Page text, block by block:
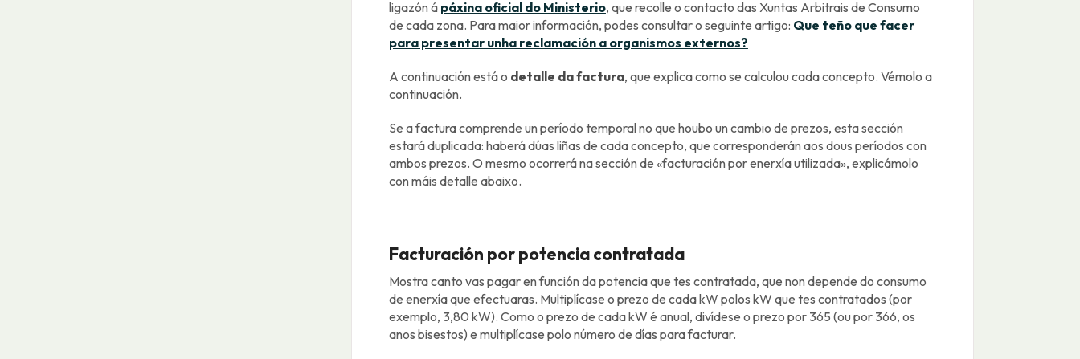
ligazón á páxina oficial do Ministerio, que recolle o contacto das Xuntas Arbitrais de Consumo
de cada zona. Para maior información, podes consultar o seguinte artigo: Que teño que facer
para presentar unha reclamación a organismos externos?
A continuación está o detalle da factura, que explica como se calculou cada concepto. Vémolo a
continuación.
Se a factura comprende un período temporal no que houbo un cambio de prezos, esta sección
estará duplicada: haberá dúas liñas de cada concepto, que corresponderán aos dous períodos con
ambos prezos. O mesmo ocorrerá na sección de «facturación por enerxía utilizada», explicámolo
con máis detalle abaixo.
Facturación por potencia contratada
Mostra canto vas pagar en función da potencia que tes contratada, que non depende do consumo
de enerxía que efectuaras. Multiplícase o prezo de cada kW polos kW que tes contratados (por
exemplo, 3,80 kW). Como o prezo de cada kW é anual, divídese o prezo por 365 (ou por 366, os
anos bisestos) e multiplícase polo número de días para facturar.